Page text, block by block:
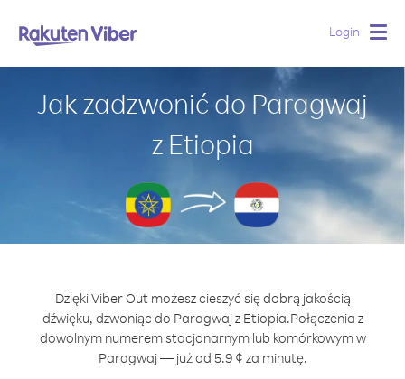
Login
Jak zadzwonić do Paragwaj
z Etiopia
Dzięki Viber Out możesz cieszyć się dobrą jakością
dźwięku, dzwoniąc do Paragwaj z Etiopia.Połączenia z
dowolnym numerem stacjonarnym lub komórkowym w
Paragwaj — już od 5.9 ¢ za minutę.